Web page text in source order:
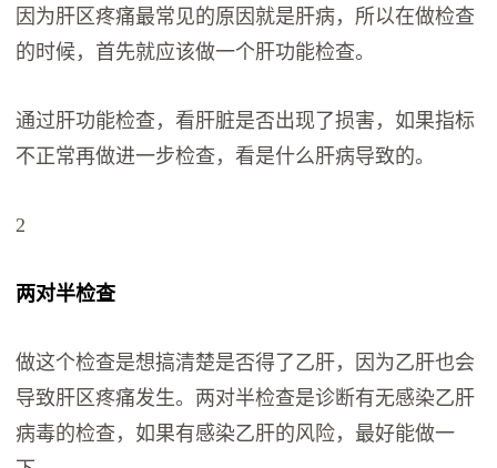
因为肝区疼痛最常见的原因就是肝病，所以在做检查
的时候，首先就应该做一个肝功能检查。
通过肝功能检查，看肝脏是否出现了损害，如果指标
不正常再做进一步检查，看是什么肝病导致的。
2
两对半检查
做这个检查是想搞清楚是否得了乙肝，因为乙肝也会
导致肝区疼痛发生。两对半检查是诊断有无感染乙肝
病毒的检查，如果有感染乙肝的风险，最好能做一